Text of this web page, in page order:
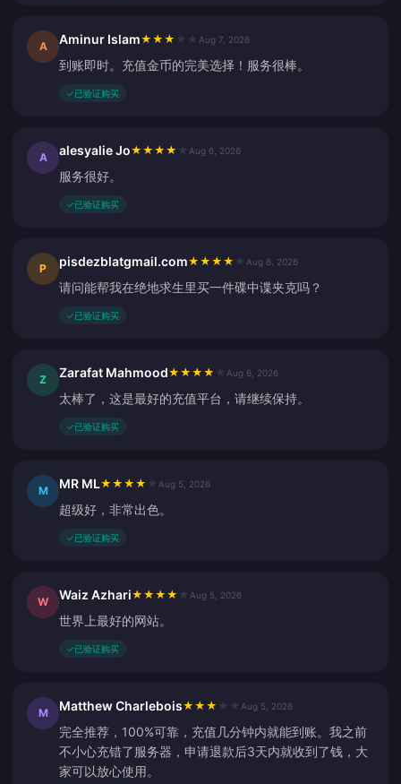
A Aminur Islam★ ★ ★ Aug 7, 2026
到账即时。充值金币的完美选择！服务很棒。
✓已验证购买
A alesyalie Jo★ ★ ★ ★ Aug 6, 2026
服务很好。
✓已验证购买
P pisdezblatgmail.com★ ★ ★ ★ Aug 6, 2026
请问能帮我在绝地求生里买一件碟中谍夹克吗？
✓已验证购买
Z Zarafat Mahmood★ ★ ★ ★ Aug 6, 2026
太棒了，这是最好的充值平台，请继续保持。
✓已验证购买
M MR ML★ ★ ★ ★ Aug 5, 2026
超级好，非常出色。
✓已验证购买
W Waiz Azhari★ ★ ★ ★ Aug 5, 2026
世界上最好的网站。
✓已验证购买
M Matthew Charlebois★ ★ ★ Aug 5, 2026
完全推荐，100%可靠，充值几分钟内就能到账。我之前
不小心充错了服务器，申请退款后3天内就收到了钱，大
家可以放心使用。